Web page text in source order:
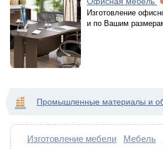
Изготовление
и по Вашим
Промышленные материалы и
Изготовление мебели Мебель